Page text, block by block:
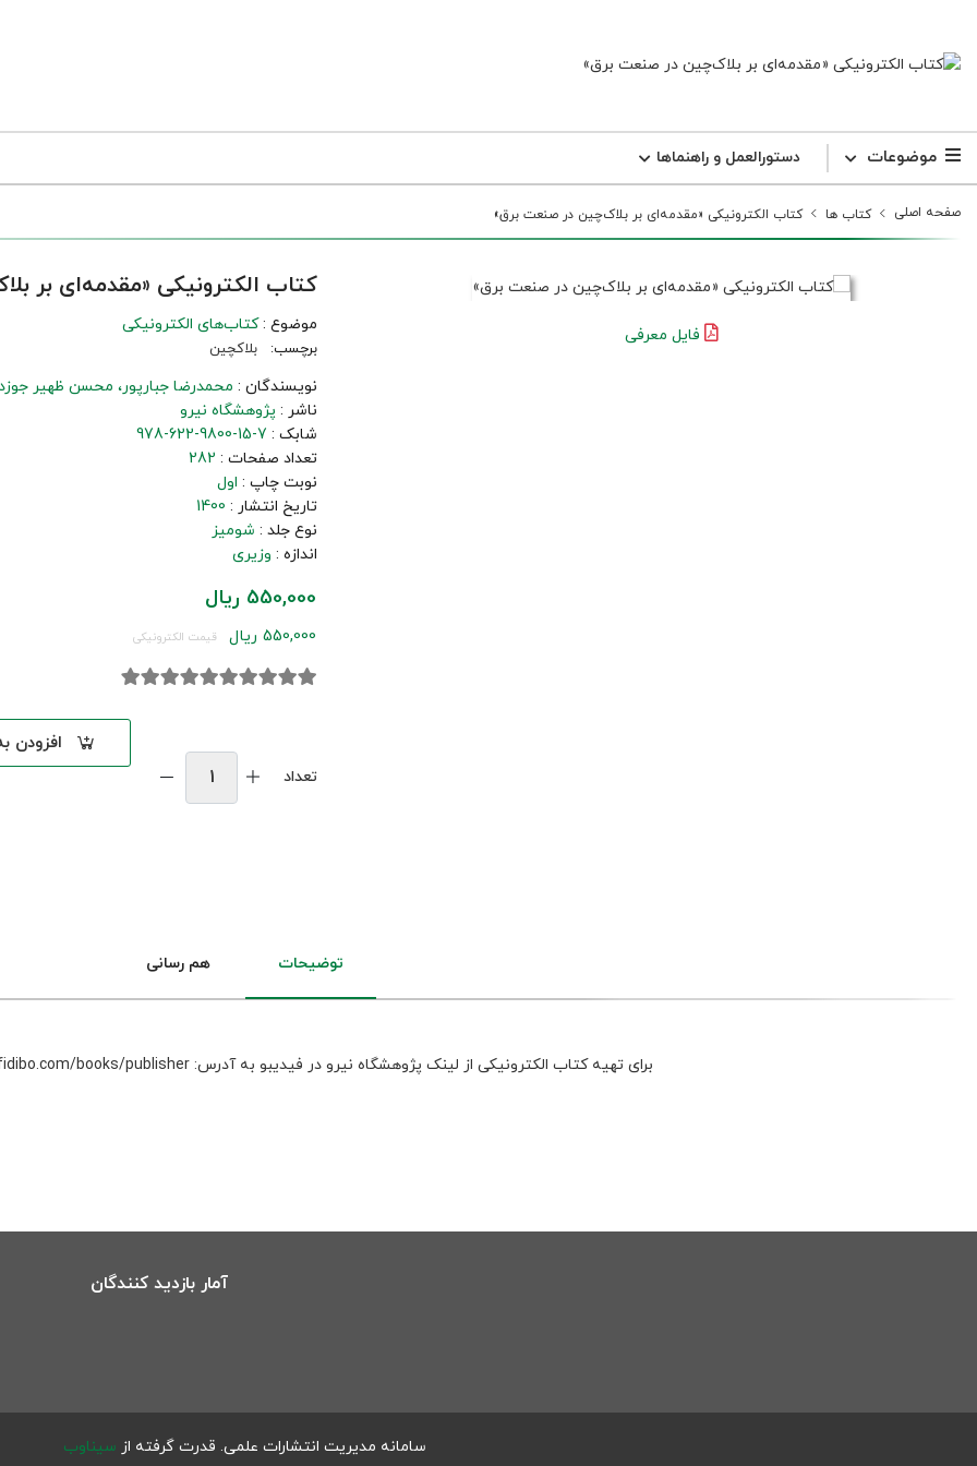
موضوعات دستورالعمل و راهنما‌ها
صفحه اصلی کتاب ها کتاب الکترونیکی «مقدمه‌ای بر بلاک‌چین در صنعت برق»
فایل معرفی
کتاب الکترونیکی «مقدمه‌ای بر
موضوع :کتاب‌های الکترونیکی
برچسب: بلاکچین
نویسندگان : محمدرضا جبارپور محسن ظهیر
ناشر : پژوهشگاه نیرو
شابک : 978-622-9800-15-7
تعداد صفحات : 282
نوبت چاپ : اول
تاریخ انتشار : 1400
نوع جلد : شومیز
اندازه : وزیری
550,000 ریال
550,000 ریال قیمت الکترونیکی
تعداد
افزودن
توضیحات هم رسانی
برای تهیه کتاب الکترونیکی از لینک پژوهشگاه نیرو در فیدیبو به آدرس: https://fidibo.com/books/publisher استفاده نمایید.
آمار بازدید کنندگان
سامانه مدیریت انتشارات علمی. قدرت گرفته از سیناوب